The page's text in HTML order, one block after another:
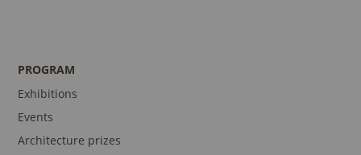
PROGRAM
Exhibitions
Events
Architecture prizes